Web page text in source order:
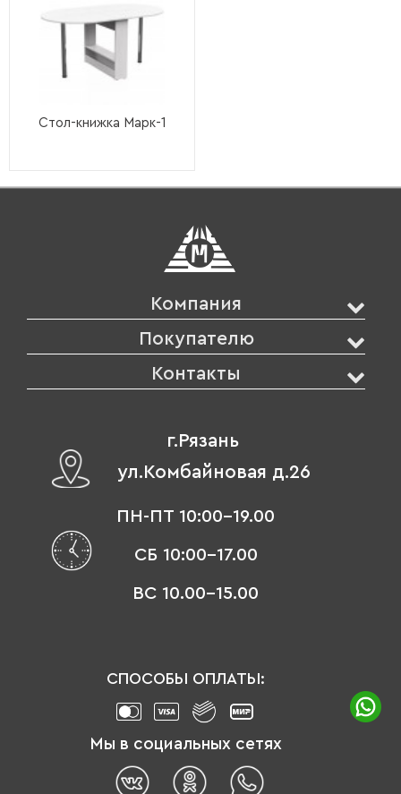
Стол-книжка Марк-1
Компания
Покупателю
Контакты
г.Рязань
ул.Комбайновая д.26
ПН-ПТ 10:00-19.00
СБ 10:00-17.00
ВС 10.00-15.00
СПОСОБЫ ОПЛАТЫ:
Мы в социальных сетях